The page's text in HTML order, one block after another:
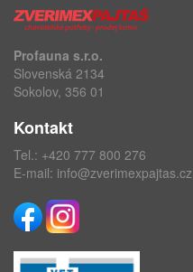
Profauna s.r.o.
Slovenská 2134
Sokolov, 356 01
Kontakt
Tel.: +420 777 800 276
E-mail: info@zverimexpajtas.cz